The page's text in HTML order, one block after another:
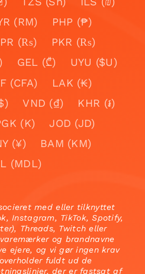
(RM)
PHP (₱)
(₨)
PKR (₨)
GEL (₾)
UYU ($U)
(CFA)
LAK (₭)
VND (₫)
KHR (៛)
(K)
JOD (JD)
(¥)
BAM (KM)
(MDL)
med eller tilknyttet
Instagram, TikTok, Spotify,
Threads, Twitch eller
og brandnavne
ejere, og vi gør ingen krav
fuldt ud de
der er fastsat af